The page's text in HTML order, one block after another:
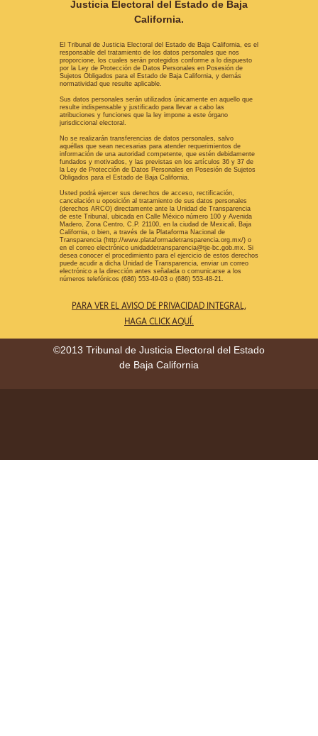
Justicia Electoral del Estado de Baja
California.
El Tribunal de Justicia Electoral del Estado de Baja California, es el
responsable del tratamiento de los datos personales que nos
proporcione, los cuales serán protegidos conforme a lo dispuesto
por la Ley de Protección de Datos Personales en Posesión de
Sujetos Obligados para el Estado de Baja California, y demás
normatividad que resulte aplicable.
Sus datos personales serán utilizados únicamente en aquello que
resulte indispensable y justificado para llevar a cabo las
atribuciones y funciones que la ley impone a este órgano
jurisdiccional electoral.
No se realizarán transferencias de datos personales, salvo
aquéllas que sean necesarias para atender requerimientos de
información de una autoridad competente, que estén debidamente
fundados y motivados, y las previstas en los artículos 36 y 37 de
la Ley de Protección de Datos Personales en Posesión de Sujetos
Obligados para el Estado de Baja California.
Usted podrá ejercer sus derechos de acceso, rectificación,
cancelación u oposición al tratamiento de sus datos personales
(derechos ARCO) directamente ante la Unidad de Transparencia
de este Tribunal, ubicada en Calle México número 100 y Avenida
Madero, Zona Centro, C.P. 21100, en la ciudad de Mexicali, Baja
California, o bien, a través de la Plataforma Nacional de
Transparencia (http://www.plataformadetransparencia.org.mx/) o
en el correo electrónico unidaddetransparencia@tje-bc.gob.mx. Si
desea conocer el procedimiento para el ejercicio de estos derechos
puede acudir a dicha Unidad de Transparencia, enviar un correo
electrónico a la dirección antes señalada o comunicarse a los
números telefónicos (686) 553-49-03 o (686) 553-48-21.
PARA VER EL AVISO DE PRIVACIDAD INTEGRAL,
HAGA CLICK AQUÍ.
©2013 Tribunal de Justicia Electoral del Estado
de Baja California